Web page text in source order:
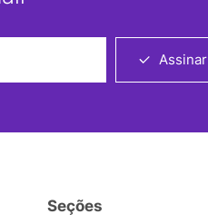
Assinar
Seções